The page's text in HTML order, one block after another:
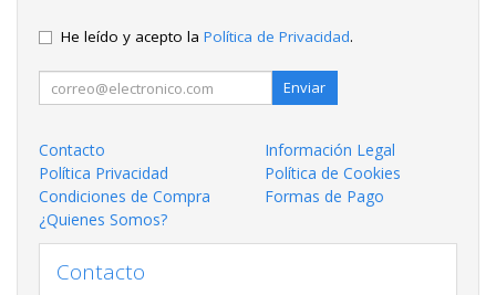
He leído y acepto la Política de Privacidad.
Enviar
Contacto
Información Legal
Política Privacidad
Política de Cookies
Condiciones de Compra
Formas de Pago
¿Quienes Somos?
Contacto